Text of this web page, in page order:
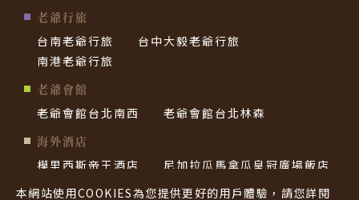
本網站使用COOKIES為您提供更好的用戶體驗，請您詳閱
老爺行旅
台南老爺行旅
台中大毅老爺行旅
南港老爺行旅
老爺會館
老爺會館台北南西
老爺會館台北林森
海外酒店
模里西斯帝王酒店
尼加拉瓜馬拿瓜皇冠廣場飯店
帛琉老爺酒店
西貢老爺酒店